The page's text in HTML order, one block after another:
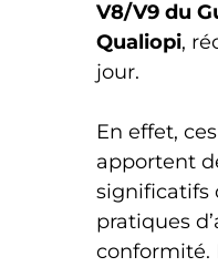
V8/V9 du
Qualiopi,
jour.
En effet,
apportent
significatifs
pratiques
conformité.